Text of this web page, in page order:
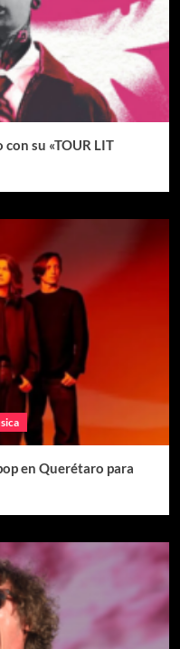
su «TOUR LIT
en Querétaro para